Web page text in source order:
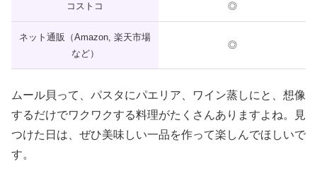
コストコ ◎
ネット通販（Amazon, 楽天市場
など）
◎
ムール貝って、パスタにパエリア、ワイン蒸しにと、想像
するだけでワクワクする料理がたくさんありますよね。見
つけた日は、ぜひ美味しい一品を作って楽しんでほしいで
す。